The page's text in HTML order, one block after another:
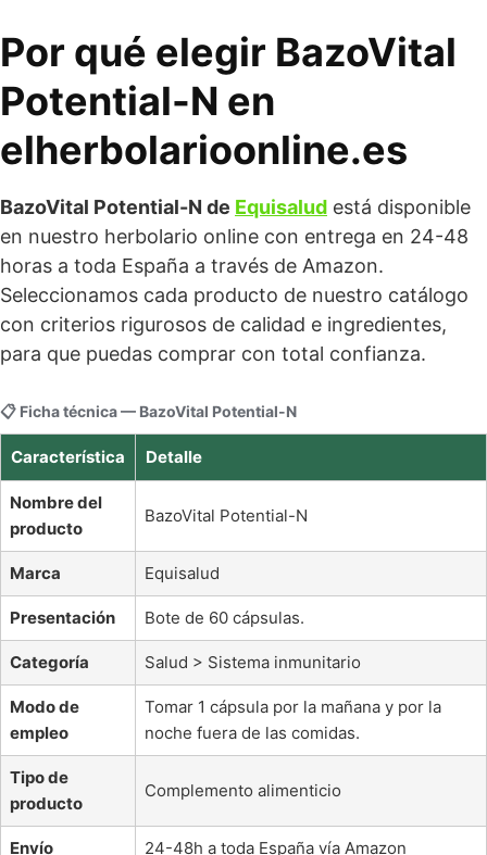
Por qué elegir BazoVital
Potential-N en
elherbolarioonline.es
BazoVital Potential-N de Equisalud está disponible
en nuestro herbolario online con entrega en 24-48
horas a toda España a través de Amazon.
Seleccionamos cada producto de nuestro catálogo
con criterios rigurosos de calidad e ingredientes,
para que puedas comprar con total confianza.
📋 Ficha técnica — BazoVital Potential-N
Característica Detalle
Nombre del
producto
BazoVital Potential-N
Marca Equisalud
Presentación Bote de 60 cápsulas.
Categoría Salud > Sistema inmunitario
Modo de
empleo
Tomar 1 cápsula por la mañana y por la
noche fuera de las comidas.
Tipo de
producto
Complemento alimenticio
Envío 24-48h a toda España vía Amazon